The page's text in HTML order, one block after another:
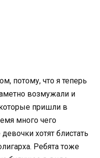
потому, что я теперь
возмужали и
пришли в
много чего
хотят блистать
Ребята тоже